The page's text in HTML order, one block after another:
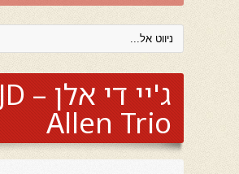
ג'יי די אלן – JD
Allen Trio